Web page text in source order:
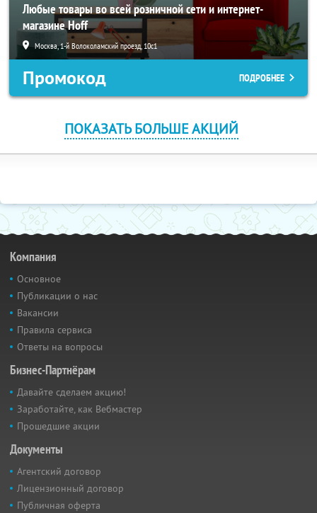
Любые товары во всей розничной сети и интернет-
магазине Hoff
Москва, 1-й Волоколамский проезд, 10с1
Промокод ПОДРОБНЕЕ
ПОКАЗАТЬ БОЛЬШЕ АКЦИЙ
Компания
Основное
Публикации о нас
Вакансии
Правила сервиса
Ответы на вопросы
Бизнес-Партнёрам
Давайте сделаем акцию!
Заработайте, как Вебмастер
Прошедшие акции
Документы
Агентский договор
Лицензионный договор
Публичная оферта